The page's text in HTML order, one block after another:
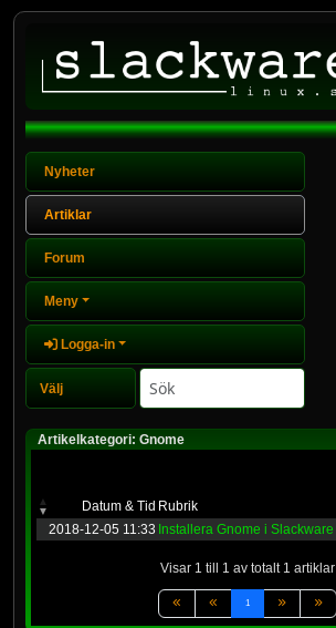
Nyheter
Artiklar
Forum
Meny
Logga-in
Artikelkategori: Gnome
Datum & Tid Rubrik
2018-12-05 11:33 Installera Gnome i Slackware
Visar 1 till 1 av totalt 1 artiklar
1